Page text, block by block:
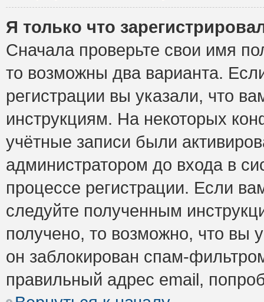
Я только что
Сначала проверьте свои имя
то возможны два варианта.
регистрации вы указали, что
инструкциям. На некоторых
учётные записи были
администратором до входа в
процессе регистрации. Если
следуйте полученным
получено, то возможно, что вы
он заблокирован спам-
правильный адрес email,